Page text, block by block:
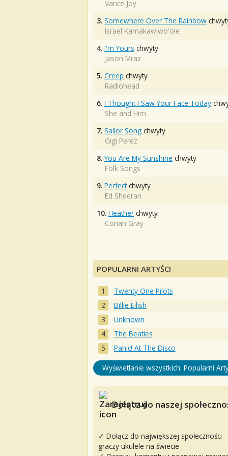
Vance Joy
3. Somewhere Over The Rainbow
Israel Kamakawiwo'ole
4. I'm Yours chwyty
Jason Mraz
5. Creep chwyty
Radiohead
6. I Thought I Saw Your Face Today
She and Him
7. Sailor Song chwyty
Gigi Perez
8. You Are My Sunshine chwyty
Folk Songs
9. Perfectchwyty
Ed Sheeran
10. Heather chwyty
Conan Gray
POPULARNI ARTYŚCI
Twenty One Pilots
Billie Eilish
Unknown
The Beatles
Panic! At The Disco
Wyświetlanie wszystkich: Popularni
Dołącz do naszej
✓ Dołącz do największej społeczności
graczy ukulele na świecie